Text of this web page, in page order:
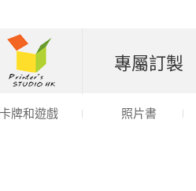
專屬訂製
卡牌和遊戲 照片書